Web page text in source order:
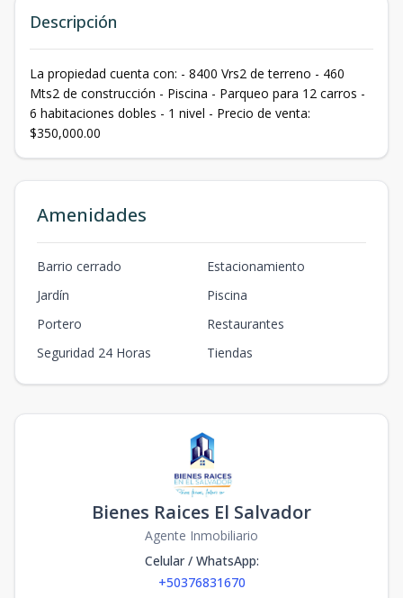
Descripción
La propiedad cuenta con: - 8400 Vrs2 de terreno - 460
Mts2 de construcción - Piscina - Parqueo para 12 carros -
6 habitaciones dobles - 1 nivel - Precio de venta:
$350,000.00
Amenidades
Barrio cerrado
Estacionamiento
Jardín
Piscina
Portero
Restaurantes
Seguridad 24 Horas
Tiendas
Bienes Raices El Salvador
Agente Inmobiliario
Celular / WhatsApp:
+50376831670